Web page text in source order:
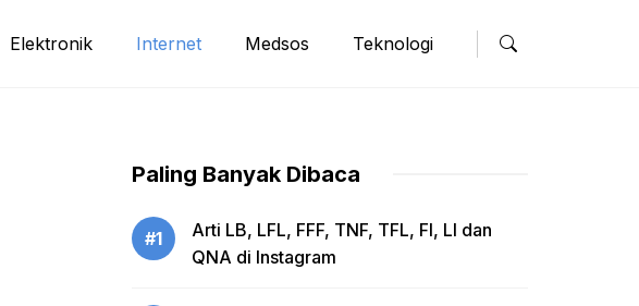
Elektronik Internet Medsos Teknologi
Paling Banyak Dibaca
#1
Arti LB, LFL, FFF, TNF, TFL, FI, LI dan
QNA di Instagram